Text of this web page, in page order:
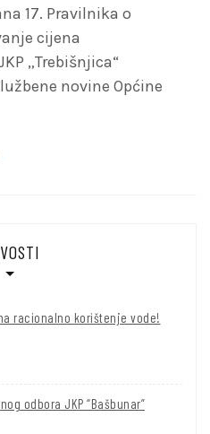
17. Pravilnika o
cijena
„Trebišnjica“
novine Općine
racionalno korištenje vode!
odbora JKP “Bašbunar”